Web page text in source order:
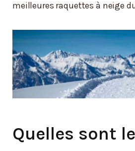
meilleures raquettes à neige
Quelles sont